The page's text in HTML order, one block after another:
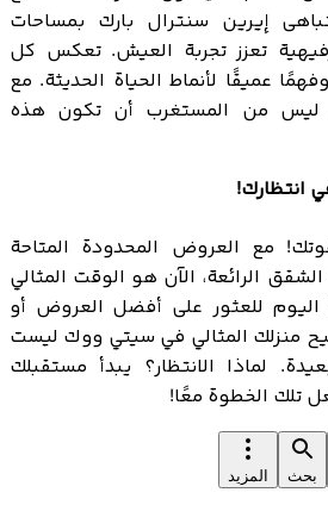
إيرين سنترال بارك بمساحات
تعزز تجربة العيش. تعكس كل
عميقًا لأنماط الحياة الحديثة. مع
ليس من المستغرب أن تكون هذه
انتظارك!
مع العروض المحدودة المتاحة
الرائعة، الآن هو الوقت المثالي
اليوم للعثور على أفضل العروض أو
منزلك المثالي في سيتي ووك ليست
لماذا الانتظار؟ يبدأ مستقبلك
تلك الخطوة معًا!
بحث المزيد